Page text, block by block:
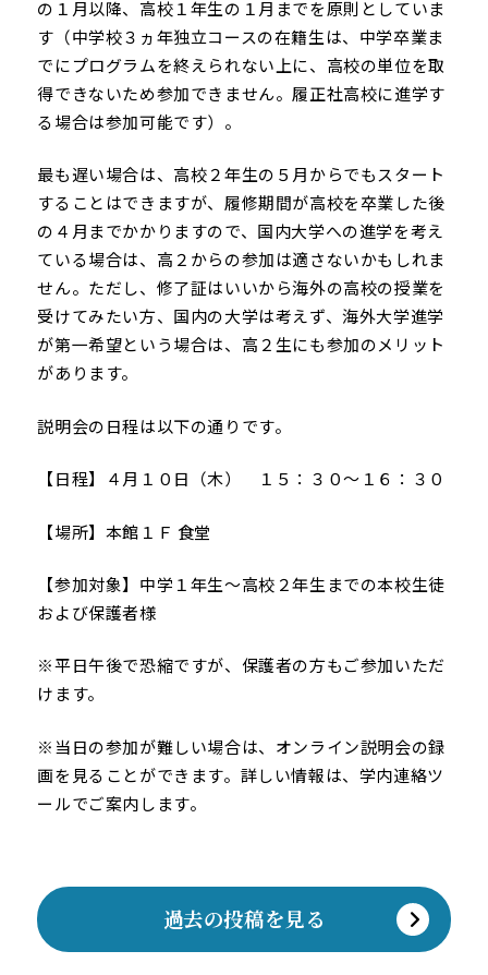
の１月以降、高校１年生の１月までを原則としていま
す（中学校３ヵ年独立コースの在籍生は、中学卒業ま
でにプログラムを終えられない上に、高校の単位を取
得できないため参加できません。履正社高校に進学す
る場合は参加可能です）。
最も遅い場合は、高校２年生の５月からでもスタート
することはできますが、履修期間が高校を卒業した後
の４月までかかりますので、国内大学への進学を考え
ている場合は、高２からの参加は適さないかもしれま
せん。ただし、修了証はいいから海外の高校の授業を
受けてみたい方、国内の大学は考えず、海外大学進学
が第一希望という場合は、高２生にも参加のメリット
があります。
説明会の日程は以下の通りです。
【日程】４月１０日（木） １５：３０〜１６：３０
【場所】本館１Ｆ 食堂
【参加対象】中学１年生～高校２年生までの本校生徒
および保護者様
※平日午後で恐縮ですが、保護者の方もご参加いただ
けます。
※当日の参加が難しい場合は、オンライン説明会の録
画を見ることができます。詳しい情報は、学内連絡ツ
ールでご案内します。
過去の投稿を見る